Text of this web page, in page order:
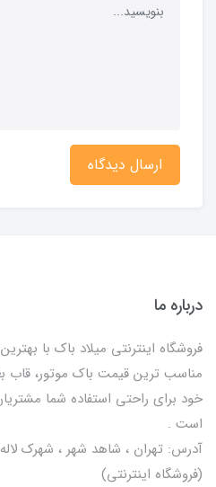
ارسال دیدگاه
درباره ما
فروشگاه اینترنتی میلاد باک با
مناسب ترین قیمت باک موتور،
خود برای راحتی استفاده شما
است .
(فروشگاه اینترنتی)